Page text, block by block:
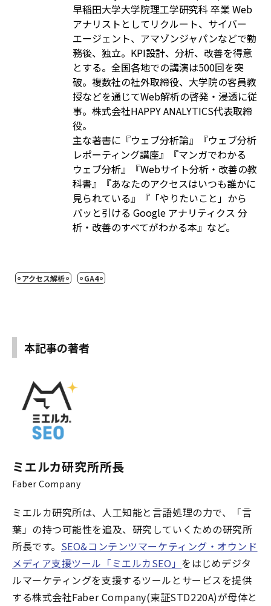
早稲田大学大学院理工学研究科 卒業 Web
アナリストとしてリクルート、サイバー
エージェント、アマゾンジャパンなどで勤
務後、独立。KPI設計、分析、改善を得意
とする。全国各地での講演は500回を突
破。複数社の社外取締役、大学院の客員教
授などを通じてWeb解析の啓発・浸透に従
事。株式会社HAPPY ANALYTICS代表取締
役。
主な著書に『ウェブ分析論』『ウェブ分析
レポーティング講座』『マンガでわかる
ウェブ分析』『Webサイト分析・改善の教
科書』『あなたのアクセスはいつも誰かに
見られている』『「やりたいこと」から
パッと引ける Google アナリティクス 分
析・改善のすべてがわかる本』など。
アクセス解析 GA4
本記事の著者
ミエルカ研究所所長
Faber Company
ミエルカ研究所は、人工知能と言語処理の力で、「言
葉」の持つ可能性を追及、研究していくための研究所
所長です。 SEO&コンテンツマーケティング・オウンド
メディア支援ツール「ミエルカSEO」 をはじめデジタ
ルマーケティングを支援するツールとサービスを提供
する株式会社Faber Company(東証STD220A)が母体と